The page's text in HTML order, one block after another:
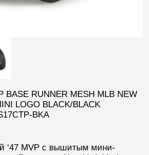
BASE RUNNER MESH MLB NEW
LOGO BLACK/BLACK
BKA
‘47 MVP с вышитым мини-